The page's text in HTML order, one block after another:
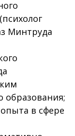
Минтруда
образования;
в сфере